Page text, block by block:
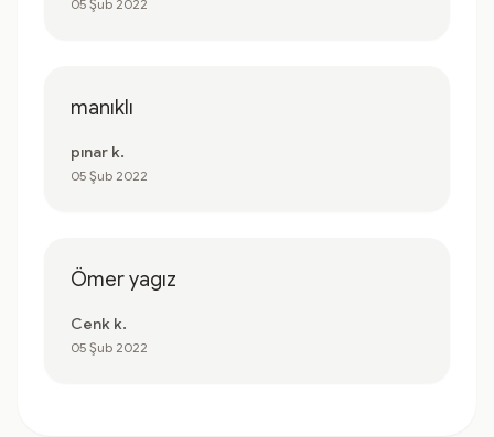
05 Şub 2022
manıklı
pınar k.
05 Şub 2022
Ömer yagız
Cenk k.
05 Şub 2022